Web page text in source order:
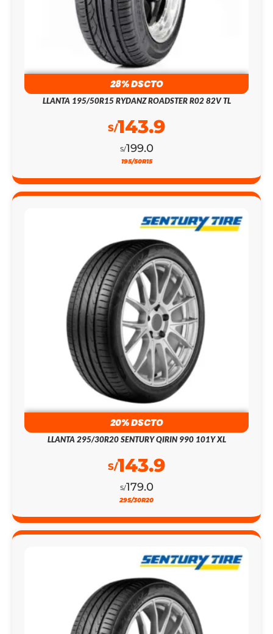
28% DSCTO
LLANTA 195/50R15 RYDANZ ROADSTER R02 82V TL
S/199.0
S/143.9
195/50R15
20% DSCTO
LLANTA 295/30R20 SENTURY QIRIN 990 101Y XL
S/179.0
S/143.9
295/30R20